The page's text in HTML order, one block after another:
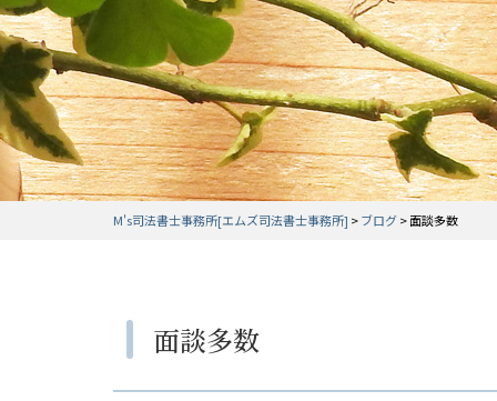
M's司法書士事務所[エムズ司法書士事務所] >ブログ>面談多数
面談多数